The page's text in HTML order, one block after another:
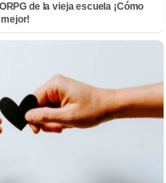
de la vieja escuela ¡Cómo